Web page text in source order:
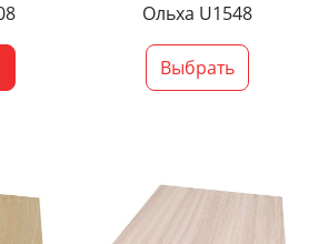
Ольха U1548
Выбрать